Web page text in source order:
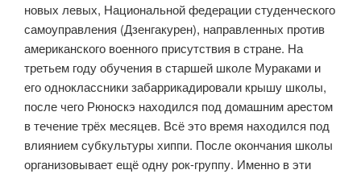
новых левых, Национальной федерации студенческого
самоуправления (Дзенгакурен), направленных против
американского военного присутствия в стране. На
третьем году обучения в старшей школе Мураками и
его одноклассники забаррикадировали крышу школы,
после чего Рюноскэ находился под домашним арестом
в течение трёх месяцев. Всё это время находился под
влиянием субкультуры хиппи. После окончания школы
организовывает ещё одну рок-группу. Именно в эти